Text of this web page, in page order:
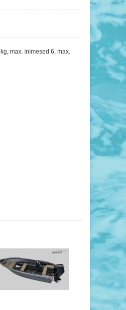
max. inimesed 6, max.